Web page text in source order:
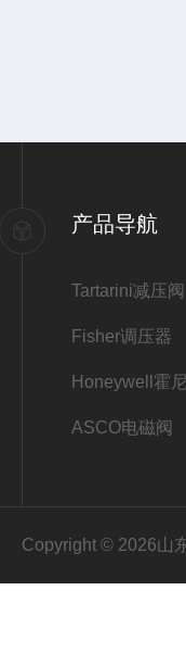
产品导航
Tartarini减压阀
Fisher调压器
Honeywell霍
ASCO电磁阀
Copyright © 2026山